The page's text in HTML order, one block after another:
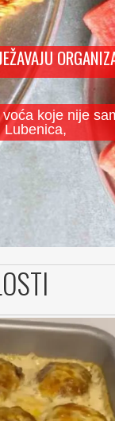
koje nije
Lubenica,